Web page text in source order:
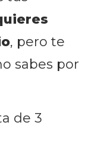
, pero te
sabes por
de 3